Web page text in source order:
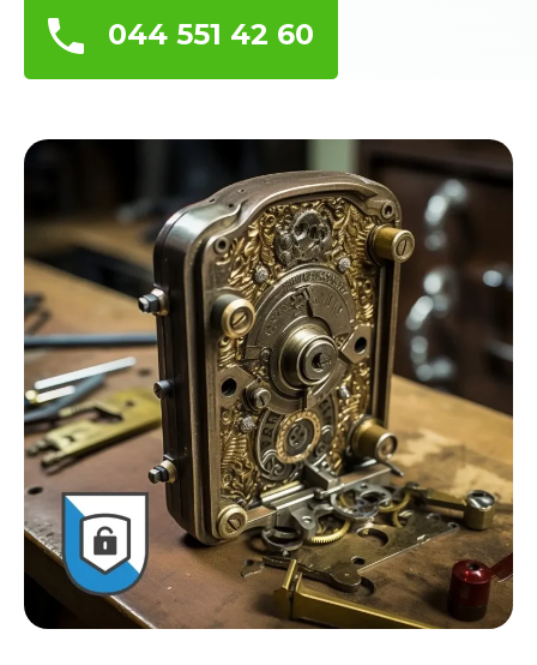
044 551 42 60